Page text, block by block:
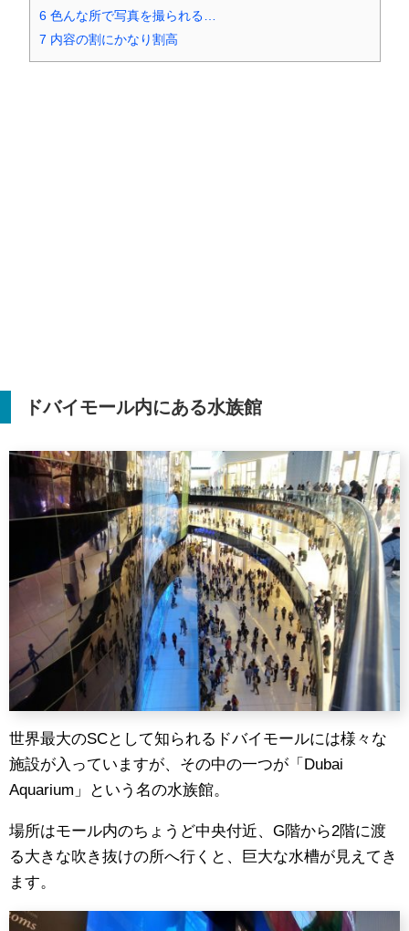
6色んな所で写真を撮られる…
7 内容の割にかなり割高
ドバイモール内にある水族館
世界最大のSCとして知られるドバイモールには様々な
施設が入っていますが、その中の一つが「Dubai
Aquarium」という名の水族館。
場所はモール内のちょうど中央付近、G階から2階に渡
る大きな吹き抜けの所へ行くと、巨大な水槽が見えてき
ます。